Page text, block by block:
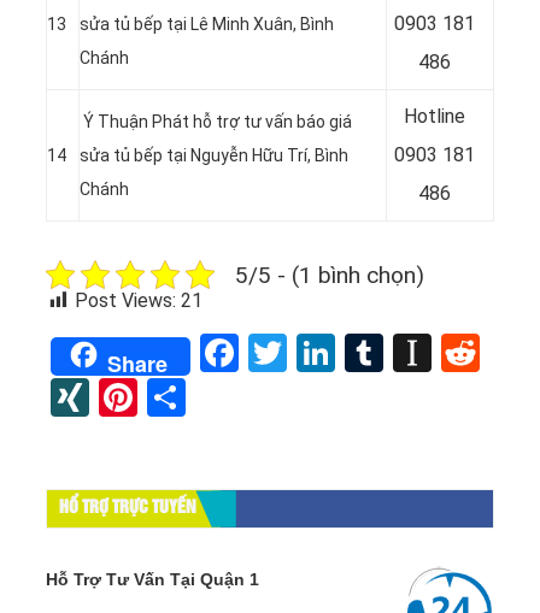
13
sửa tủ bếp tại Lê Minh Xuân, Bình
Chánh
0903 181
486
14
Ý Thuận Phát hỗ trợ tư vấn báo giá
sửa tủ bếp tại Nguyễn Hữu Trí, Bình
Chánh
Hotline
0903 181
486
5/5 - (1 bình chọn)
Post Views: 21
Share Facebook
TwitterLinkedIn
Tumblr
XINGPinterest
HỔ TRỢ TRỰC TUYẾN
Hỗ Trợ Tư Vấn Tại Quận 1